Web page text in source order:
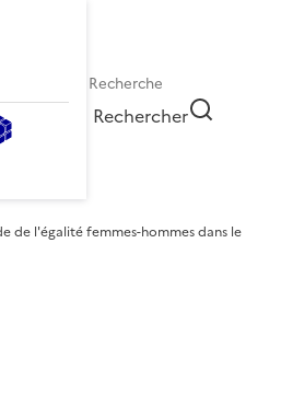
Rechercher
de l'égalité femmes-hommes dans le